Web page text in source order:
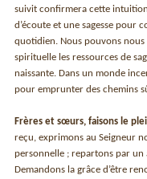
suivit confirmera cette
d’écoute et une sagesse pour
quotidien. Nous pouvons
spirituelle les ressources de
naissante. Dans un monde
pour emprunter des chemins
Frères et sœurs, faisons le
reçu, exprimons au Seigneur
personnelle ; repartons par
Demandons la grâce d’être